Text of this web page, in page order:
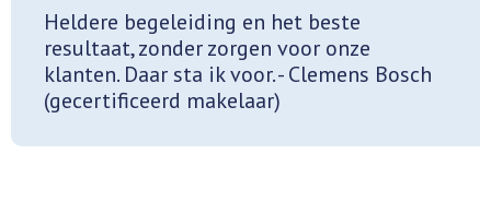
Heldere begeleiding en het beste
resultaat, zonder zorgen voor onze
klanten. Daar sta ik voor. - Clemens Bosch
(gecertificeerd makelaar)